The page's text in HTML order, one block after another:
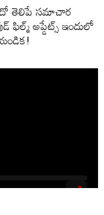
తెలిపే సమాచార
ఫిల్మ్ అప్డేట్స్ ఇందులో